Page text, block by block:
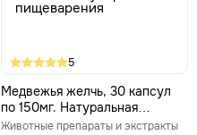
5
Медвежья желчь, 30 капсул
по 150мг. Натуральная
поддержка печени, желчного
Животные препараты и экстракты